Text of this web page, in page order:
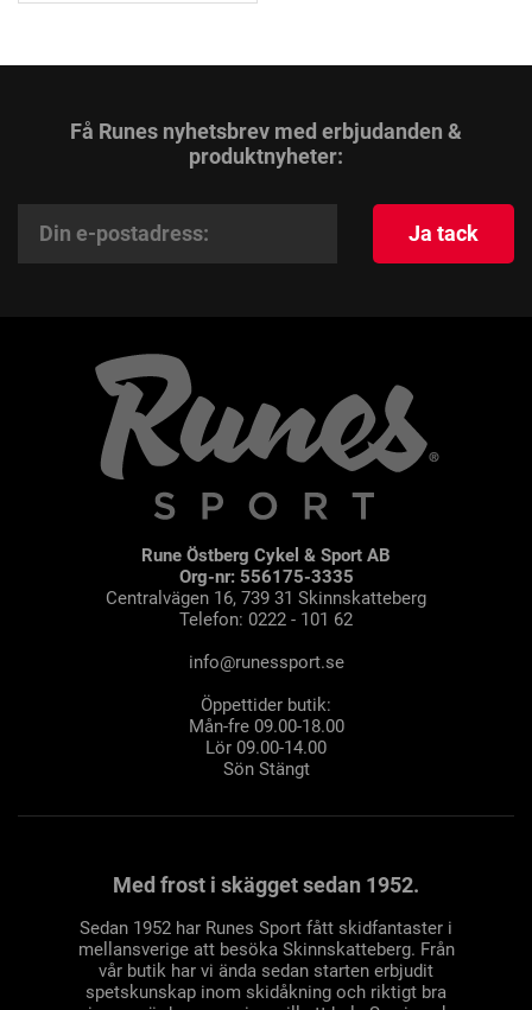
Få Runes nyhetsbrev med erbjudanden &
produktnyheter:
Ja tack
Rune Östberg Cykel & Sport AB
Org-nr: 556175-3335
Centralvägen 16, 739 31 Skinnskatteberg
Telefon: 0222 - 101 62
info@runessport.se
Öppettider butik:
Mån-fre 09.00-18.00
Lör 09.00-14.00
Sön Stängt
Med frost i skägget sedan 1952.
Sedan 1952 har Runes Sport fått skidfantaster i
mellansverige att besöka Skinnskatteberg. Från
vår butik har vi ända sedan starten erbjudit
spetskunskap inom skidåkning och riktigt bra